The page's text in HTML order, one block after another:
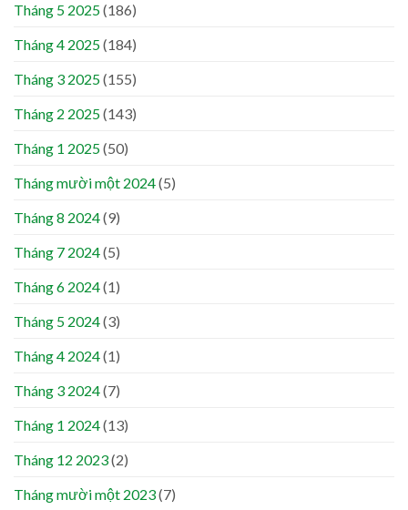
Tháng 5 2025(186)
Tháng 4 2025(184)
Tháng 3 2025(155)
Tháng 2 2025(143)
Tháng 1 2025(50)
Tháng mười một 2024(5)
Tháng 8 2024(9)
Tháng 7 2024(5)
Tháng 6 2024(1)
Tháng 5 2024(3)
Tháng 4 2024(1)
Tháng 3 2024(7)
Tháng 1 2024(13)
Tháng 12 2023(2)
Tháng mười một 2023(7)